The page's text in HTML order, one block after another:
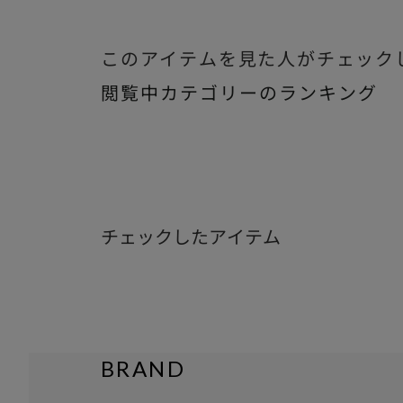
このアイテムを見た人がチェック
閲覧中カテゴリーのランキング
チェックしたアイテム
BRAND